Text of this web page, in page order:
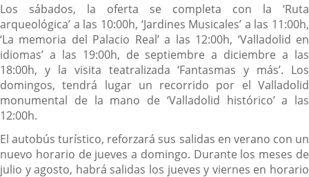
Los sábados, la oferta se completa con la ‘Ruta
arqueológica’ a las 10:00h, ‘Jardines Musicales’ a las 11:00h,
‘La memoria del Palacio Real’ a las 12:00h, ‘Valladolid en
idiomas’ a las 19:00h, de septiembre a diciembre a las
18:00h, y la visita teatralizada ‘Fantasmas y más’. Los
domingos, tendrá lugar un recorrido por el Valladolid
monumental de la mano de ‘Valladolid histórico’ a las
12:00h.
El autobús turístico, reforzará sus salidas en verano con un
nuevo horario de jueves a domingo. Durante los meses de
julio y agosto, habrá salidas los jueves y viernes en horario